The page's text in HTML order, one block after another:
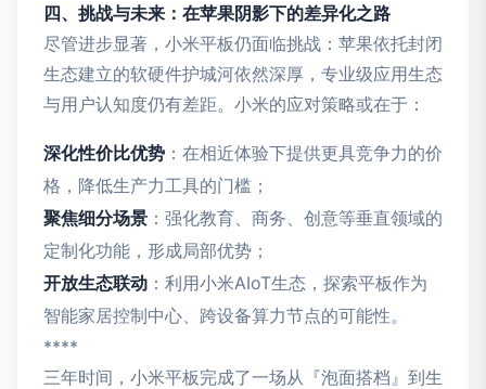
四、挑战与未来：在苹果阴影下的差异化之路
尽管进步显著，小米平板仍面临挑战：苹果依托封闭
生态建立的软硬件护城河依然深厚，专业级应用生态
与用户认知度仍有差距。小米的应对策略或在于：
深化性价比优势 ：在相近体验下提供更具竞争力的价
格，降低生产力工具的门槛；
聚焦细分场景 ：强化教育、商务、创意等垂直领域的
定制化功能，形成局部优势；
开放生态联动 ：利用小米AIoT生态，探索平板作为
智能家居控制中心、跨设备算力节点的可能性。
****
三年时间，小米平板完成了一场从『泡面搭档』到生